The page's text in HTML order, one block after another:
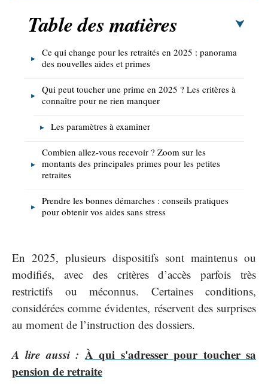
Table des matières
Ce qui change pour les retraités en 2025 : panorama
des nouvelles aides et primes
Qui peut toucher une prime en 2025 ? Les critères à
connaître pour ne rien manquer
Les paramètres à examiner
Combien allez-vous recevoir ? Zoom sur les
montants des principales primes pour les petites
retraites
Prendre les bonnes démarches : conseils pratiques
pour obtenir vos aides sans stress
En 2025, plusieurs dispositifs sont maintenus ou
modifiés, avec des critères d’accès parfois très
restrictifs ou méconnus. Certaines conditions,
considérées comme évidentes, réservent des surprises
au moment de l’instruction des dossiers.
A lire aussi : À qui s'adresser pour toucher sa
pension de retraite